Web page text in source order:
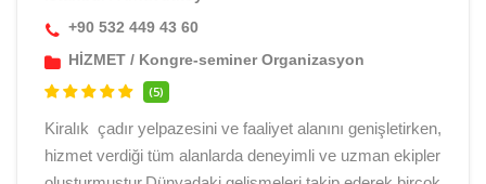
+90 532 449 43 60
HİZMET / Kongre-seminer Organizasyon
(5)
Kiralık çadır yelpazesini ve faaliyet alanını genişletirken,
hizmet verdiği tüm alanlarda deneyimli ve uzman ekipler